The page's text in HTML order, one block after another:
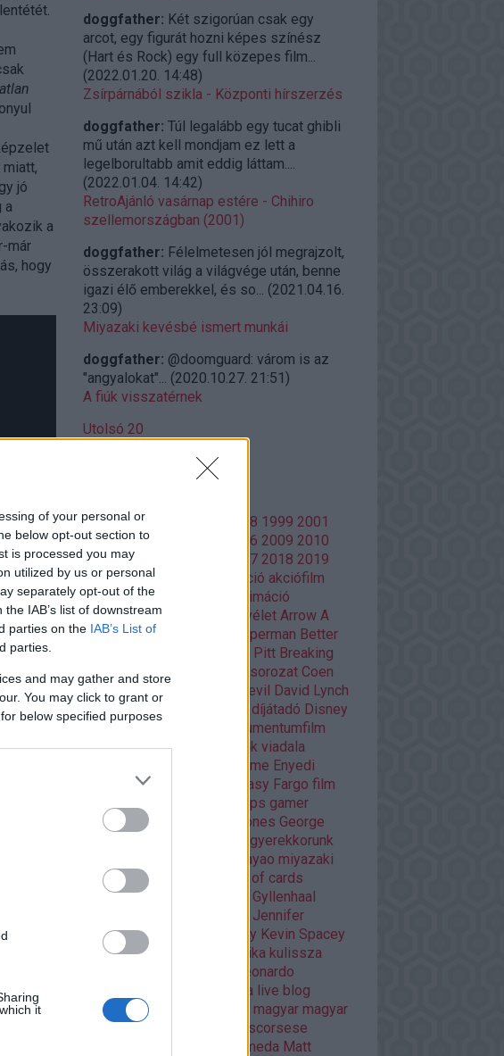
of your personal or
below opt-out section to
is processed you may
utilized by us or personal
separately opt-out of the
IAB’s list of downstream
parties on the IAB’s List of
parties.
and may gather and store
You may click to grant or
below specified purposes
it
jó
a
a
már
hogy
a
Ez
egy
a
film a
doggfather: Két szigorúan csak egy
arcot, egy figurát hozni képes színész
(Hart és Rock) egy full közepes film...
(2022.01.20. 14:48)
Zsírpárnából szikla - Központi hírszerzés
doggfather: Túl legalább egy tucat ghibli
mű után azt kell mondjam ez lett a
legelborultabb amit eddig láttam....
(2022.01.04. 14:42)
RetroAjánló vasárnap estére - Chihiro
szellemországban (2001)
doggfather: Félelmetesen jól megrajzolt,
összerakott világ a világvége után, benne
igazi élő emberekkel, és so... (2021.04.16.
23:09)
Miyazaki kevésbé ismert munkái
doggfather: @doomguard: várom is az
"angyalokat"... (2020.10.27. 21:51)
A fiúk visszatérnek
Utolsó 20
1986 1988 1998 1999 2001
2002 2003 2006 2009 2010
2013 2014 2017 2018 2019
2020 Adult Swim akció akciófilm
Amazon Prime
animáció
animációs film
Aranyélet Arrow A
marsi Batman Batman V Superman Better
Brad Pitt Breaking
bad
Christopher Nolan cikksorozat Coen
CW
Damon Lindelof Daredevil David Lynch
DC
Deadpool díjátadó Disney
disztópia
dokumentumfilm
dráma Dráma egyéb
Éhezők viadala
Enders Game Enyedi
Ewan McGregor fantasy Fargo film
fps gamer
gamer percek
Game of thrones George
gyerekkorunk
hayao miyazaki
HBO
HBO GO
house of cards
Hunger games
Jake Gyllenhaal
Jennifer
Lawrence kaland képregény Kevin Spacey
klasszikus
kritika kulissza
Leonardo
lista live blog
Lucasfilm
mads mikkelsen magyar magyar
Margot Robbie
martin scorsese
mass effect andromeda Matt